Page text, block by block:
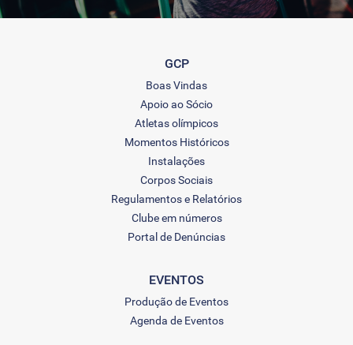
GCP
Boas Vindas
Apoio ao Sócio
Atletas olímpicos
Momentos Históricos
Instalações
Corpos Sociais
Regulamentos e Relatórios
Clube em números
Portal de Denúncias
EVENTOS
Produção de Eventos
Agenda de Eventos